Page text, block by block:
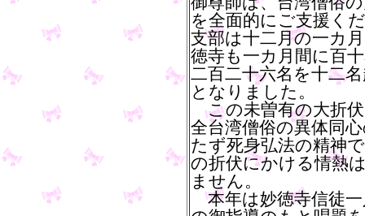
を全面的にご支援く
支部は十二月の一カ
徳寺も一カ月間に百
二百二十六名を十二
となりました。
この未曽有の大折
全台湾僧俗の異体同
たず死身弘法の精神
の折伏にかける情熱
ません。
本年は妙徳寺信徒